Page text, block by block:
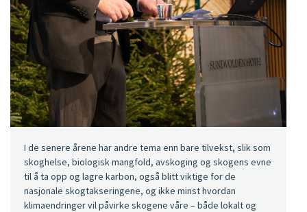
I de senere årene har andre tema enn bare tilvekst, slik som
skoghelse, biologisk mangfold, avskoging og skogens evne
til å ta opp og lagre karbon, også blitt viktige for de
nasjonale skogtakseringene, og ikke minst hvordan
klimaendringer vil påvirke skogene våre – både lokalt og